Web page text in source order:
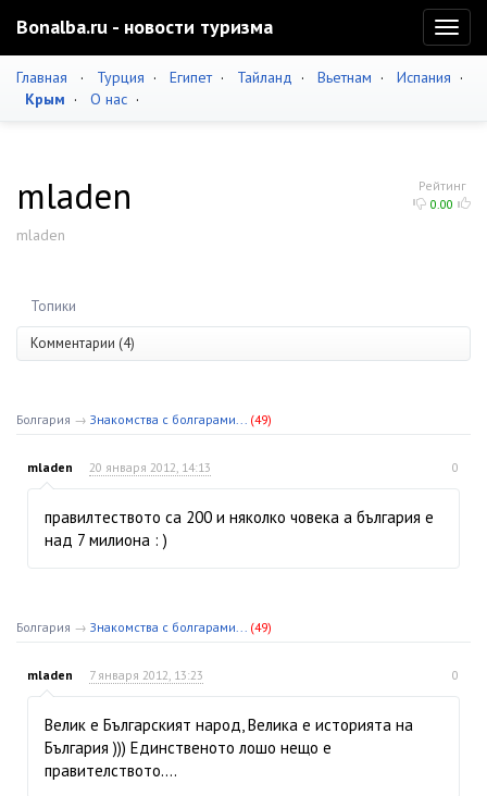
Bonalba.ru - новости туризма
Главная · Турция · Египет· Тайланд · Вьетнам · Испания ·
Крым · О нас ·
Рейтинг
0.00
mladen
mladen
Топики
Комментарии (4)
Болгария → Знакомства с болгарами... (49)
mladen 20 января 2012, 14:13 0
правилтеството са 200 и няколко човека а българия е
над 7 милиона : )
Болгария → Знакомства с болгарами... (49)
mladen 7 января 2012, 13:23 0
Велик е Българският народ, Велика е историята на
България ))) Единственото лошо нещо е
правителството....